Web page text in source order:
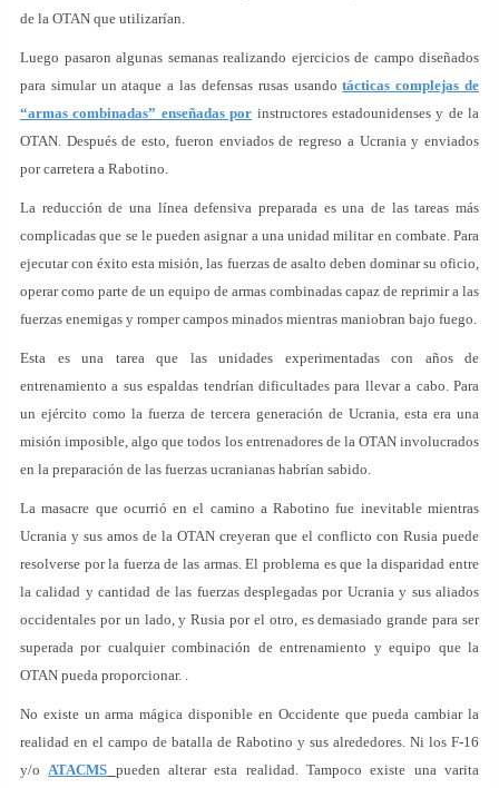
de la OTAN que utilizarían.
Luego pasaron algunas semanas realizando ejercicios de campo diseñados
para simular un ataque a las defensas rusas usandotácticas complejas de
“armas combinadas” enseñadas por instructores estadounidenses y de la
OTAN. Después de esto, fueron enviados de regreso a Ucrania y enviados
por carretera a Rabotino.
La reducción de una línea defensiva preparada es una de las tareas más
complicadas que se le pueden asignar a una unidad militar en combate. Para
ejecutar con éxito esta misión, las fuerzas de asalto deben dominar su oficio,
operar como parte de un equipo de armas combinadas capaz de reprimir a las
fuerzas enemigas y romper campos minados mientras maniobran bajo fuego.
Esta es una tarea que las unidades experimentadas con años de
entrenamiento a sus espaldas tendrían dificultades para llevar a cabo. Para
un ejército como la fuerza de tercera generación de Ucrania, esta era una
misión imposible, algo que todos los entrenadores de la OTAN involucrados
en la preparación de las fuerzas ucranianas habrían sabido.
La masacre que ocurrió en el camino a Rabotino fue inevitable mientras
Ucrania y sus amos de la OTAN creyeran que el conflicto con Rusia puede
resolverse por la fuerza de las armas. El problema es que la disparidad entre
la calidad y cantidad de las fuerzas desplegadas por Ucrania y sus aliados
occidentales por un lado, y Rusia por el otro, es demasiado grande para ser
superada por cualquier combinación de entrenamiento y equipo que la
OTAN pueda proporcionar. .
No existe un arma mágica disponible en Occidente que pueda cambiar la
realidad en el campo de batalla de Rabotino y sus alrededores. Ni los F-16
y/oATACMS pueden alterar esta realidad. Tampoco existe una varita